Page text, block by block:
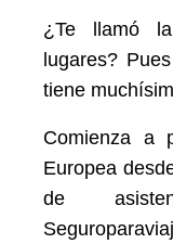
¿Te llamó
lugares?
tiene
Comienza a
Europea
de